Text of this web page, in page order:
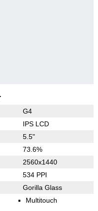
G4
IPS LCD
5.5"
73.6%
2560x1440
534 PPI
Gorilla Glass
Multitouch